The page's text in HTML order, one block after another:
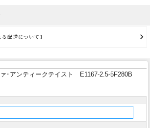
･アンティークテイスト E1167-2.5-5F280B